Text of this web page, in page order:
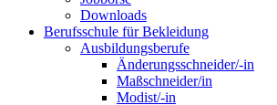
Downloads
Berufsschule für Bekleidung
Ausbildungsberufe
Änderungsschneider/-in
Maßschneider/in
Modist/-in